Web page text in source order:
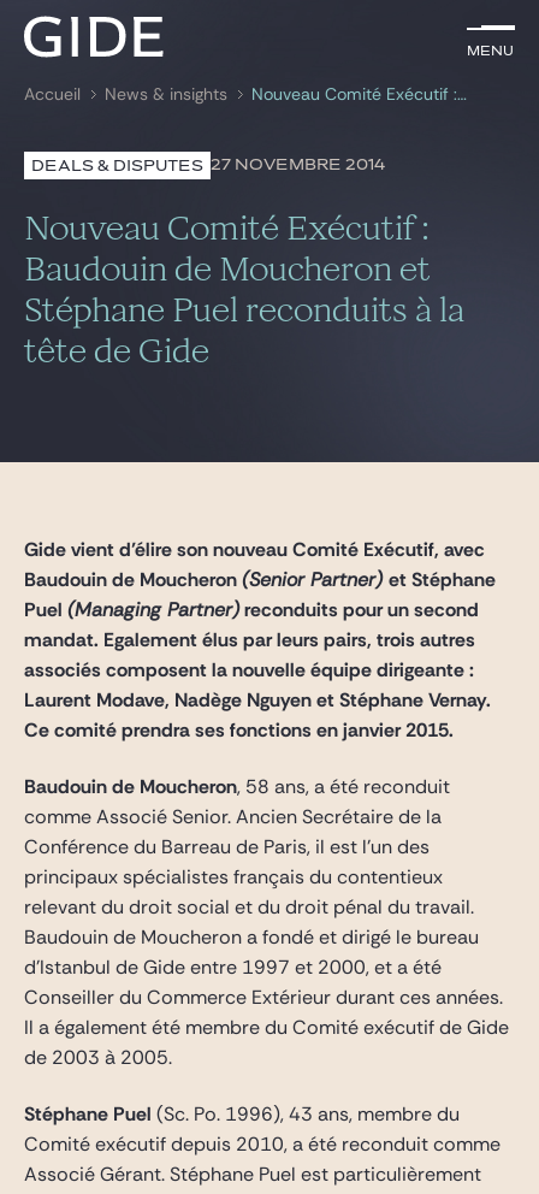
Menu
Rechercher par mots-clés
Menu
Avocats
Expertises
Global
News & insights
Notre cabinet
Gide Pro Bono et RSE
Blog Real Estate
Contact
Accueil News & insights Nouveau Comité Exécutif : Baudouin de Moucheron et Stéphane Puel reconduits à la tête de Gide
DEALS & DISPUTES 27 NOVEMBRE 2014
Nouveau Comité Exécutif :
Baudouin de Moucheron et
Stéphane Puel reconduits à la
tête de Gide
Gide vient d’élire son nouveau Comité Exécutif, avec
Baudouin de Moucheron(Senior Partner)et Stéphane
Puel (Managing Partner)reconduits pour un second
mandat. Egalement élus par leurs pairs, trois autres
associés composent la nouvelle équipe dirigeante :
Laurent Modave, Nadège Nguyen et Stéphane Vernay.
Ce comité prendra ses fonctions en janvier 2015.
Baudouin de Moucheron, 58 ans, a été reconduit
comme Associé Senior. Ancien Secrétaire de la
Conférence du Barreau de Paris, il est l’un des
principaux spécialistes français du contentieux
relevant du droit social et du droit pénal du travail.
Baudouin de Moucheron a fondé et dirigé le bureau
d’Istanbul de Gide entre 1997 et 2000, et a été
Conseiller du Commerce Extérieur durant ces années.
Il a également été membre du Comité exécutif de Gide
de 2003 à 2005.
Stéphane Puel (Sc. Po. 1996), 43 ans, membre du
Comité exécutif depuis 2010, a été reconduit comme
Associé Gérant. Stéphane Puel est particulièrement